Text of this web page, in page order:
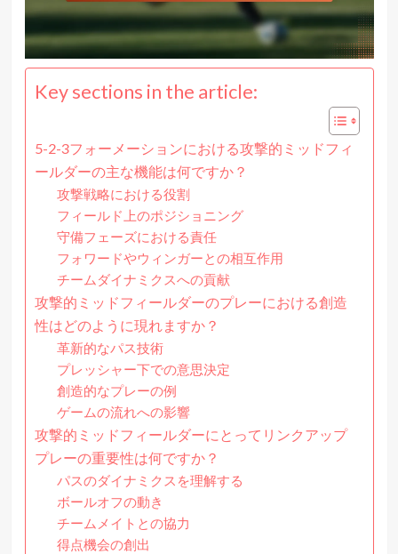
Key sections in the article:
5-2-3フォーメーションにおける攻撃的ミッドフィ
ールダーの主な機能は何ですか？
攻撃戦略における役割
フィールド上のポジショニング
守備フェーズにおける責任
フォワードやウィンガーとの相互作用
チームダイナミクスへの貢献
攻撃的ミッドフィールダーのプレーにおける創造
性はどのように現れますか？
革新的なパス技術
プレッシャー下での意思決定
創造的なプレーの例
ゲームの流れへの影響
攻撃的ミッドフィールダーにとってリンクアップ
プレーの重要性は何ですか？
パスのダイナミクスを理解する
ボールオフの動き
チームメイトとの協力
得点機会の創出